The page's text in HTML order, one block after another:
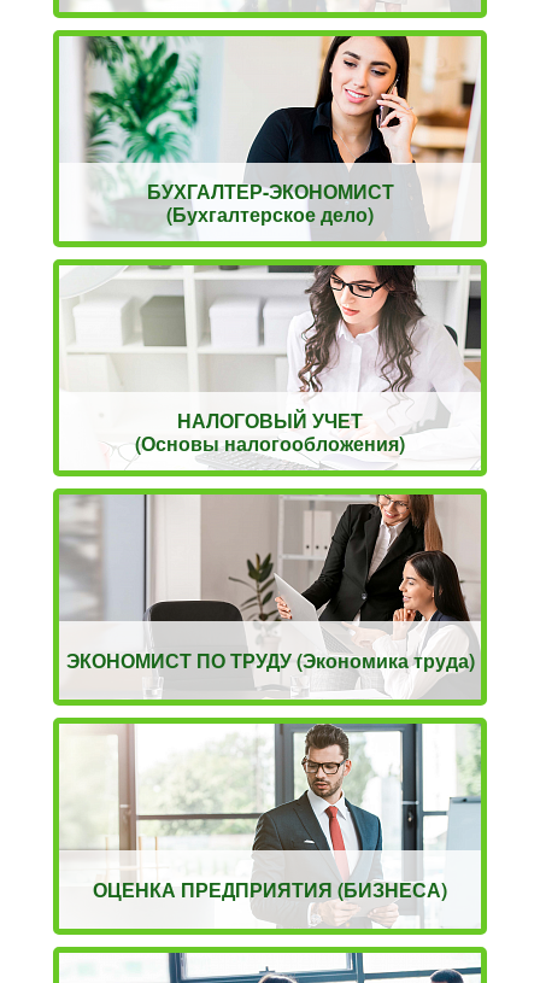
БУХГАЛТЕР-ЭКОНОМИСТ
(Бухгалтерское дело)
НАЛОГОВЫЙ УЧЕТ
(Основы налогообложения)
ЭКОНОМИСТ ПО ТРУДУ (Экономика труда)
ОЦЕНКА ПРЕДПРИЯТИЯ (БИЗНЕСА)